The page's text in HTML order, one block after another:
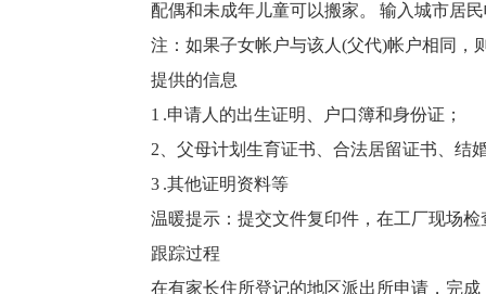
配偶和未成年儿童可以搬家。 输入城市居
注：如果子女帐户与该人(父代)帐户相同，
提供的信息
1 .申请人的出生证明、户口簿和身份证；
2、父母计划生育证书、合法居留证书、结
3 .其他证明资料等
温暖提示：提交文件复印件，在工厂现场检
跟踪过程
在有家长住所登记的地区派出所申请，完